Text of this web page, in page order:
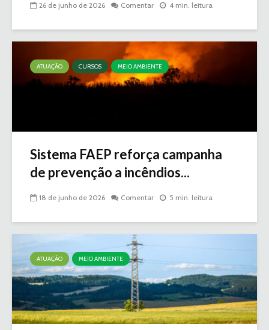
26 de junho de 2026 Comentar 4 min. leitura
ATUAÇÃO CURSOS MEIO AMBIENTE
Sistema FAEP reforça campanha
de prevenção a incêndios...
18 de junho de 2026 Comentar 5 min. leitura
ATUAÇÃO MEIO AMBIENTE